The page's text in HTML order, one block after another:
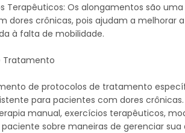
Terapêuticos: Os alongamentos são
dores crônicas, pois ajudam a melhorar
à falta de mobilidade.
Tratamento
de protocolos de tratamento
para pacientes com dores
manual, exercícios terapêuticos,
sobre maneiras de gerenciar sua